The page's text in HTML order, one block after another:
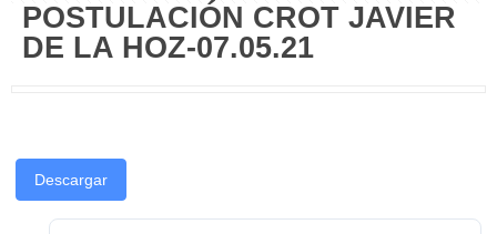
POSTULACIÓN CROT JAVIER
DE LA HOZ-07.05.21
Descargar